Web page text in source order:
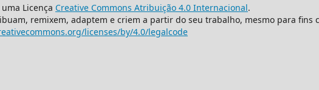
Licença Creative Commons Atribuição 4.0 Internacional.
remixem, adaptem e criem a partir do seu trabalho, mesmo para fins
licenses/by/4.0/legalcode